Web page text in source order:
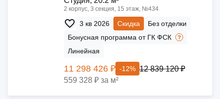
2 корпус, 3 секция, 15 этаж, №434
3 кв 2026 Скидка
Без отделки
Бонусная программа от ГК ФСК
Линейная
11 298 426 ₽ -12% 12 839 120 ₽
559 328 ₽ за м²